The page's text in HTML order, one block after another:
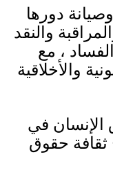
دورها
والنقد
، مع
والأخلاقية
في
ثقافة حقوق